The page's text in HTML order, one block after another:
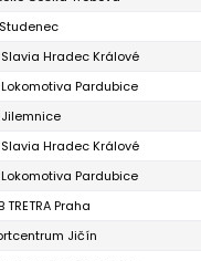
Slavia Hradec Králové
Lokomotiva Pardubice
Jilemnice
Slavia Hradec Králové
Lokomotiva Pardubice
TRETRA Praha
Jičín